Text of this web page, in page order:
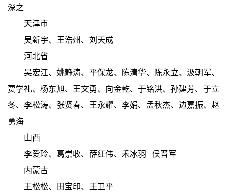
深之
天津市
吴新宇、王浩州、刘天成
河北省
吴宏江、姚静涛、平保龙、陈清华、陈永立、汲朝军、
贾学礼、杨东旭、王文勇、向金乾、于铭洪、孙建芳、于立
冬、李松涛、张贤春、王永耀、李娟、孟秋杰、边嘉振、赵
勇海
山西
李爱玲、葛崇收、薛红伟、禾冰羽 侯晋军
内蒙古
王松松、田宝印、王卫平